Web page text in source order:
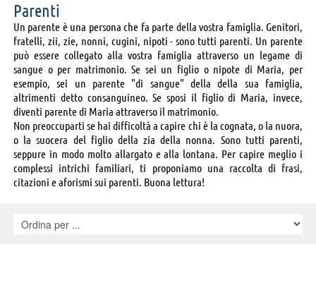
Parenti
Un parente è una persona che fa parte della vostra famiglia. Genitori,
fratelli, zii, zie, nonni, cugini, nipoti - sono tutti parenti. Un parente
può essere collegato alla vostra famiglia attraverso un legame di
sangue o per matrimonio. Se sei un figlio o nipote di Maria, per
esempio, sei un parente "di sangue" della della sua famiglia,
altrimenti detto consanguineo. Se sposi il figlio di Maria, invece,
diventi parente di Maria attraverso il matrimonio.
Non preoccuparti se hai difficoltà a capire chi è la cognata, o la nuora,
o la suocera del figlio della zia della nonna. Sono tutti parenti,
seppure in modo molto allargato e alla lontana. Per capire meglio i
complessi intrichi familiari, ti proponiamo una raccolta di frasi,
citazioni e aforismi sui parenti. Buona lettura!